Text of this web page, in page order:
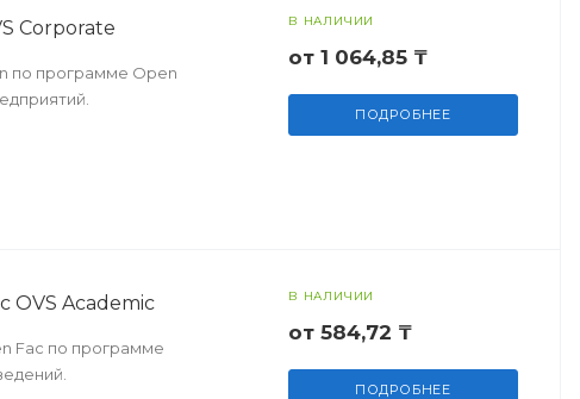
Corporate
по программе Open
В НАЛИЧИИ
от 1 064,85 ₸
ПОДРОБНЕЕ
OVS Academic
Fac по программе
В НАЛИЧИИ
от 584,72 ₸
ПОДРОБНЕЕ